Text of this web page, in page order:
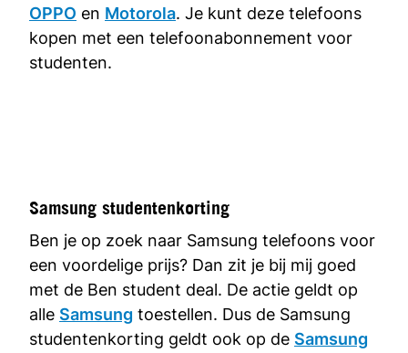
OPPO en Motorola. Je kunt deze telefoons
kopen met een telefoonabonnement voor
studenten.
Samsung studentenkorting
Ben je op zoek naar Samsung telefoons voor
een voordelige prijs? Dan zit je bij mij goed
met de Ben student deal. De actie geldt op
alle Samsung toestellen. Dus de Samsung
studentenkorting geldt ook op de Samsung